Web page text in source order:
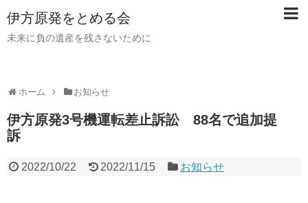
伊方原発をとめる会
未来に負の遺産を残さないために
ホーム お知らせ
伊方原発3号機運転差止訴訟 88名で追加提
訴
2022/10/22 2022/11/15 お知らせ